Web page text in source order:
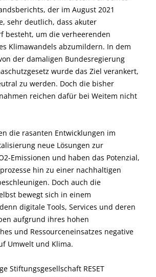
der im August 2021
sehr deutlich, dass akuter
besteht, um die verheerenden
Klimawandels abzumildern. In dem
der damaligen Bundesregierung
wurde das Ziel verankert,
zu werden. Doch die bisher
reichen dafür bei Weitem nicht
die rasanten Entwicklungen im
neue Lösungen zur
Emissionen und haben das Potenzial,
hin zu einer nachhaltigen
Doch auch die
bewegt sich in einem
digitale Tools, Services und deren
aufgrund ihres hohen
und Ressourceneinsatzes negative
Umwelt und Klima.
Stiftungsgesellschaft RESET